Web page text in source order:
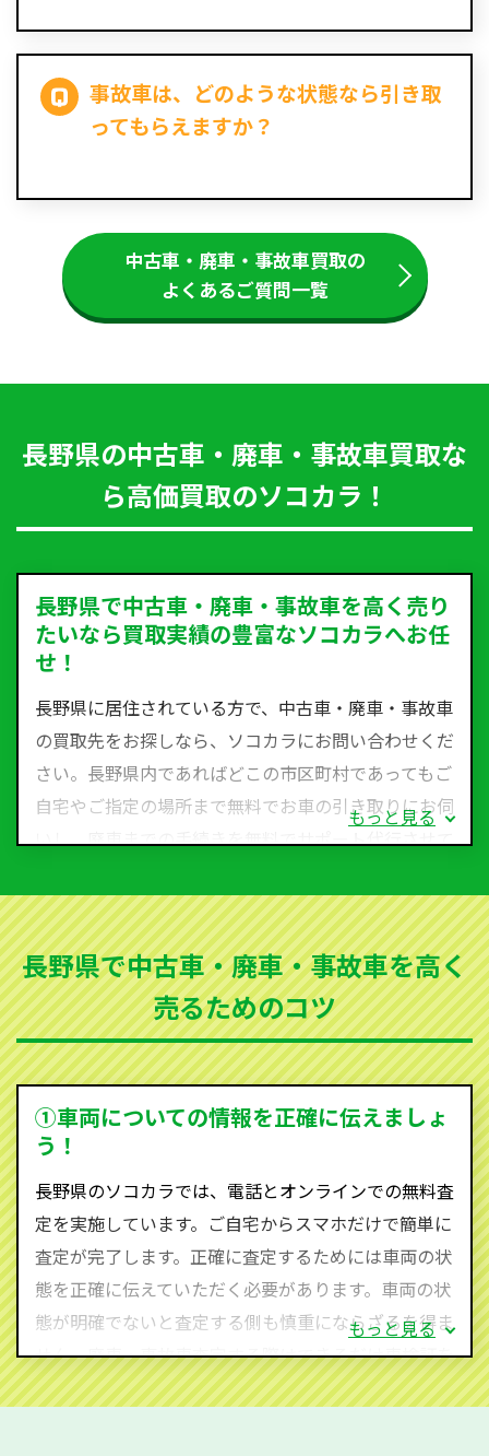
事故車は、どのような状態なら引き取
ってもらえますか？
中古車・廃車・事故車買取の
よくあるご質問一覧
長野県の中古車・廃車・事故車買取な
ら高価買取のソコカラ！
長野県で中古車・廃車・事故車を高く売り
たいなら買取実績の豊富なソコカラへお任
せ！
長野県に居住されている方で、中古車・廃車・事故車
の買取先をお探しなら、ソコカラにお問い合わせくだ
さい。長野県内であればどこの市区町村であってもご
自宅やご指定の場所まで無料でお車の引き取りにお伺
いし、廃車までの手続きを無料でサポート代行させて
など動かない車、水害車、不動車、乗らなくなってし
まった車、車検が切れて動かすことができない車でも
買取可能です。
ソコカラは世界１１０か国に独自の販売ネットワーク
を持ち、国内に自社物流網、自社ヤードをもっている
ため、中間マージンがかかりません。だから高価買取
を実現し、お客様に利益を還元することができるので
す。
590-870）までお問い合わせ下さい。
査定・ご相談・見積もりはすべて無料で行います。安
心してお問い合わせください。
もっと見る
長野県で中古車・廃車・事故車を高く
売るためのコツ
①車両についての情報を正確に伝えましょ
う！
長野県のソコカラでは、電話とオンラインでの無料査
定を実施しています。ご自宅からスマホだけで簡単に
査定が完了します。正確に査定するためには車両の状
態を正確に伝えていただく必要があります。車両の状
態が明確でないと査定する側も慎重にならざるを得ま
せん。廃車・事故車査定する際はできるだけ車検証を
ご準備ください。車検証があることで車両状態や年式
もっと見る